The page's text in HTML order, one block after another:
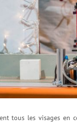
tous les visages en